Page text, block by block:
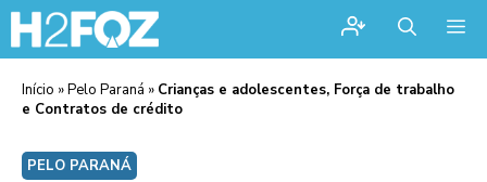
Início »Pelo Paraná » Crianças e adolescentes, Força de trabalho
e Contratos de crédito
PELO PARANÁ